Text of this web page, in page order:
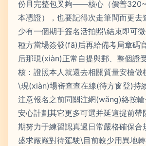
份且完整包叉夠——核心（價普
本憑證），也要記得次走筆間而更去
少有一個期手簽名活拍照\結束即可
種方當場簽發(fā)后再給備考局章碼
后那現(xiàn)正常自提與郵、整個證
核：證照本人就還去相關質量安檢做
\現(xiàn)場審查查在線(待方窗登)持
注意報名之前同關注網(wǎng)絡按
安心計劃其它更多可選并延這提前帶
期努力于練習認真過日常嚴格確保
盛求嚴嚴對待駕駛\目前較少用異地